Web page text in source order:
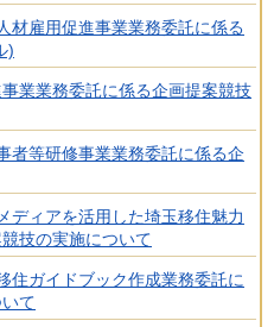
材雇用促進事業業務委託に係る
)
業業務委託に係る企画提案競技
者等研修事業業務委託に係る企
ディアを活用した埼玉移住魅力
技の実施について
住ガイドブック作成業務委託に
て